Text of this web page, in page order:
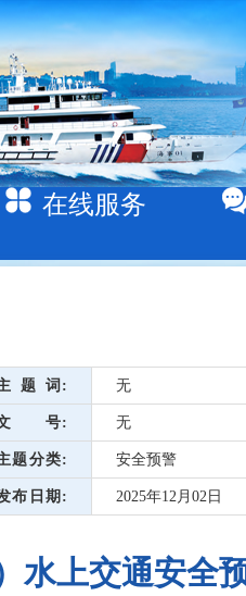
在线服务
题词 无
号 无
题分类 安全预警
布日期 2025年12月02日
上交通安全